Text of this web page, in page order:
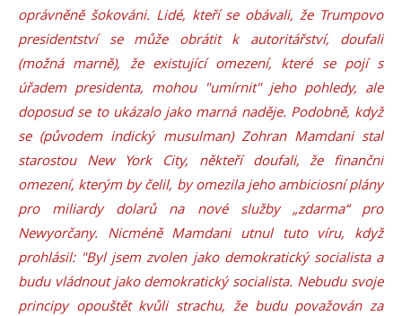
oprávněně šokováni. Lidé, kteří se obávali, že Trumpovo
presidentství se může obrátit k autoritářství, doufali
(možná marně), že existující omezení, které se pojí s
úřadem presidenta, mohou "umírnit" jeho pohledy, ale
doposud se to ukázalo jako marná naděje. Podobně, když
se (původem indický musulman) Zohran Mamdani stal
starostou New York City, někteří doufali, že finanční
omezení, kterým by čelil, by omezila jeho ambiciosní plány
pro miliardy dolarů na nové služby „zdarma“ pro
Newyorčany. Nicméně Mamdani utnul tuto víru, když
prohlásil: "Byl jsem zvolen jako demokratický socialista a
budu vládnout jako demokratický socialista. Nebudu svoje
principy opouštět kvůli strachu, že budu považován za